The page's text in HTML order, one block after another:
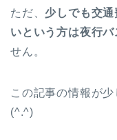
ただ、 少しでも交
いという方は夜行バ
せん。
この記事の情報が
(^.^)